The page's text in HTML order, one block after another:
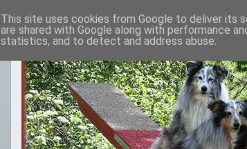
This site uses cookies from Google to deliver its
are shared with Google along with performance
statistics, and to detect and address abuse.